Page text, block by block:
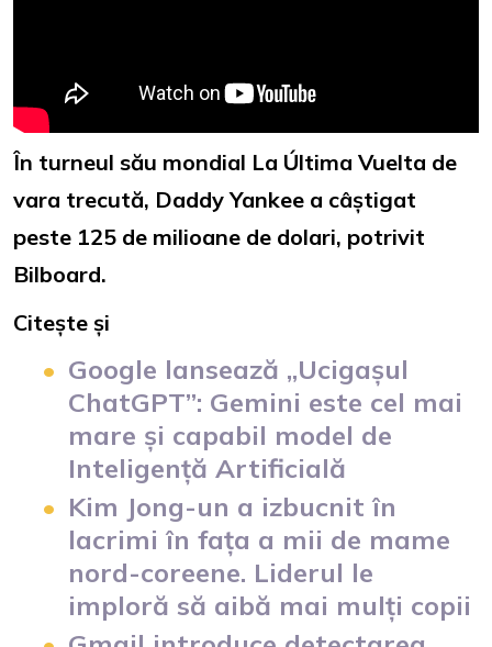
În turneul său mondial La Última Vuelta de
vara trecută, Daddy Yankee a câștigat
peste 125 de milioane de dolari, potrivit
Bilboard.
Citește și
Google lansează „Ucigașul
ChatGPT”: Gemini este cel mai
mare și capabil model de
Inteligență Artificială
Kim Jong-un a izbucnit în
lacrimi în fața a mii de mame
nord-coreene. Liderul le
imploră să aibă mai mulți copii